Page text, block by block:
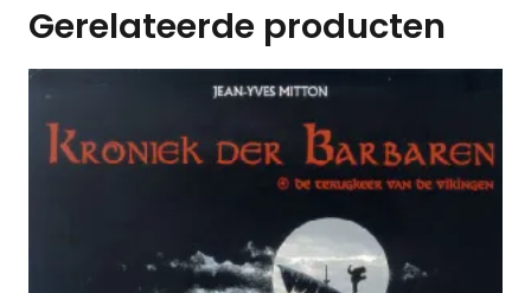
Gerelateerde producten